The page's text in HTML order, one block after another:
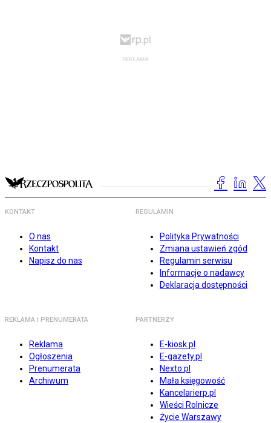
KONTAKT
O nas
Kontakt
Napisz do nas
REGULAMIN
Polityka Prywatności
Zmiana ustawień zgód
Regulamin serwisu
Informacje o nadawcy
Deklaracja dostępności
REKLAMA I PRENUMERATA
Reklama
Ogłoszenia
Prenumerata
Archiwum
PARTNERZY
E-kiosk.pl
E-gazety.pl
Nexto.pl
Mała księgowość
Kancelarierp.pl
Wieści Rolnicze
Życie Warszawy